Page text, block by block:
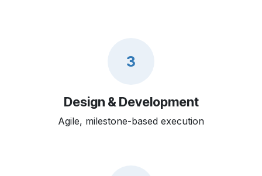
3
Design & Development
Agile, milestone-based execution